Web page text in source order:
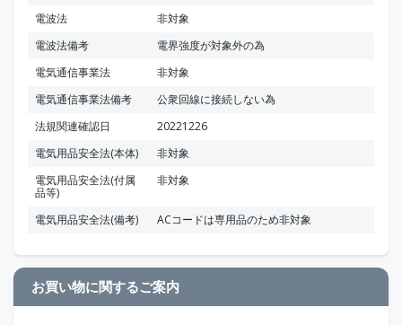
電波法
非対象
電波法備考
電界強度が対象外の為
電気通信事業法
非対象
電気通信事業法備考
公衆回線に接続しない為
法規関連確認日
20221226
電気用品安全法(本体)
非対象
電気用品安全法(付属
品等)
非対象
電気用品安全法(備考) ACコードは専用品のため非対象
お買い物に関するご案内